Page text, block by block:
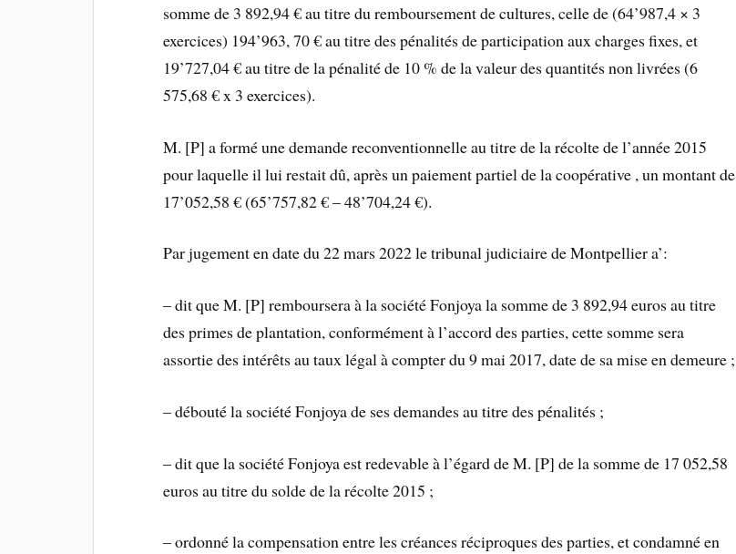
somme de 3 892,94 € au titre du remboursement de cultures, celle de (64’987,4 × 3
exercices) 194’963, 70 € au titre des pénalités de participation aux charges fixes, et
19’727,04 € au titre de la pénalité de 10 % de la valeur des quantités non livrées (6
575,68 € x 3 exercices).
M. [P] a formé une demande reconventionnelle au titre de la récolte de l’année 2015
pour laquelle il lui restait dû, après un paiement partiel de la coopérative , un montant de
17’052,58 € (65’757,82 € – 48’704,24 €).
Par jugement en date du 22 mars 2022 le tribunal judiciaire de Montpellier a’:
– dit que M. [P] remboursera à la société Fonjoya la somme de 3 892,94 euros au titre
des primes de plantation, conformément à l’accord des parties, cette somme sera
assortie des intérêts au taux légal à compter du 9 mai 2017, date de sa mise en demeure ;
– débouté la société Fonjoya de ses demandes au titre des pénalités ;
– dit que la société Fonjoya est redevable à l’égard de M. [P] de la somme de 17 052,58
euros au titre du solde de la récolte 2015 ;
– ordonné la compensation entre les créances réciproques des parties, et condamné en